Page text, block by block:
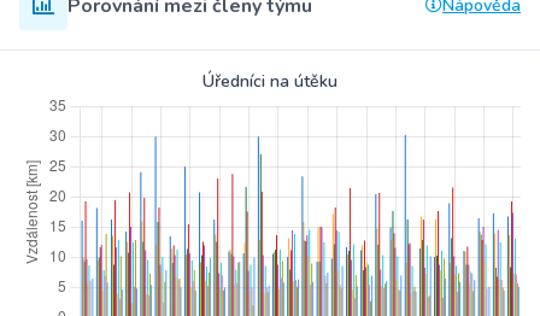
Porovnání mezi členy týmu Nápověda
Úředníci na útěku